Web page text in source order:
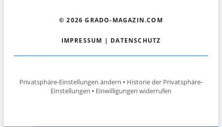
© 2026 GRADO-MAGAZIN.COM
IMPRESSUM | DATENSCHUTZ
Privatsphäre-Einstellungen ändern • Historie der Privatsphäre-
Einstellungen • Einwilligungen widerrufen